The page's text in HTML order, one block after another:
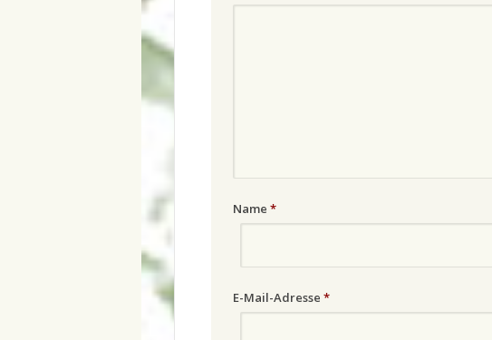
Name *
E-Mail-Adresse *